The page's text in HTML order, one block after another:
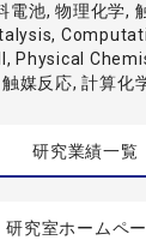
電池, 物理化学,
Physical
媒反応, 計算化
研究業績一覧
研究室ホームペ